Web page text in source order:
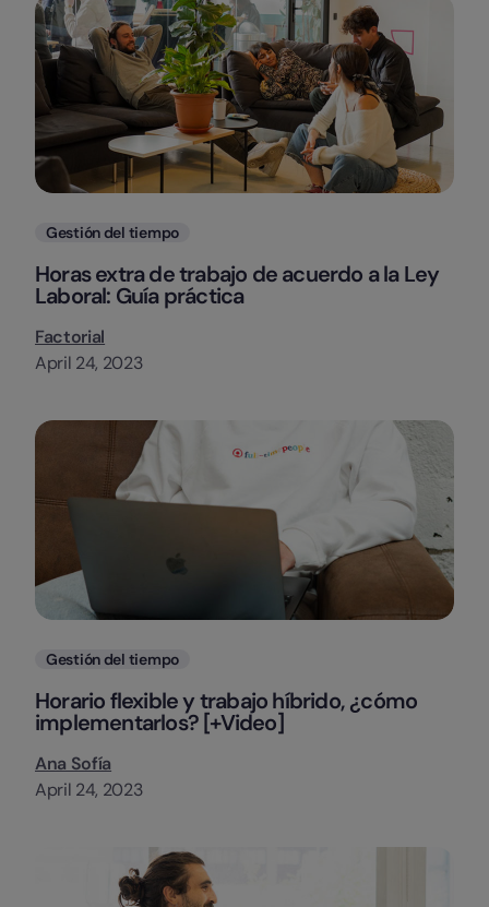
Categorias
Gestión del tiempo
Horas extra de trabajo de acuerdo a la Ley
Laboral: Guía práctica
Factorial
April 24, 2023
Categorias
Gestión del tiempo
Horario flexible y trabajo híbrido, ¿cómo
implementarlos? [+Video]
Ana Sofía
April 24, 2023